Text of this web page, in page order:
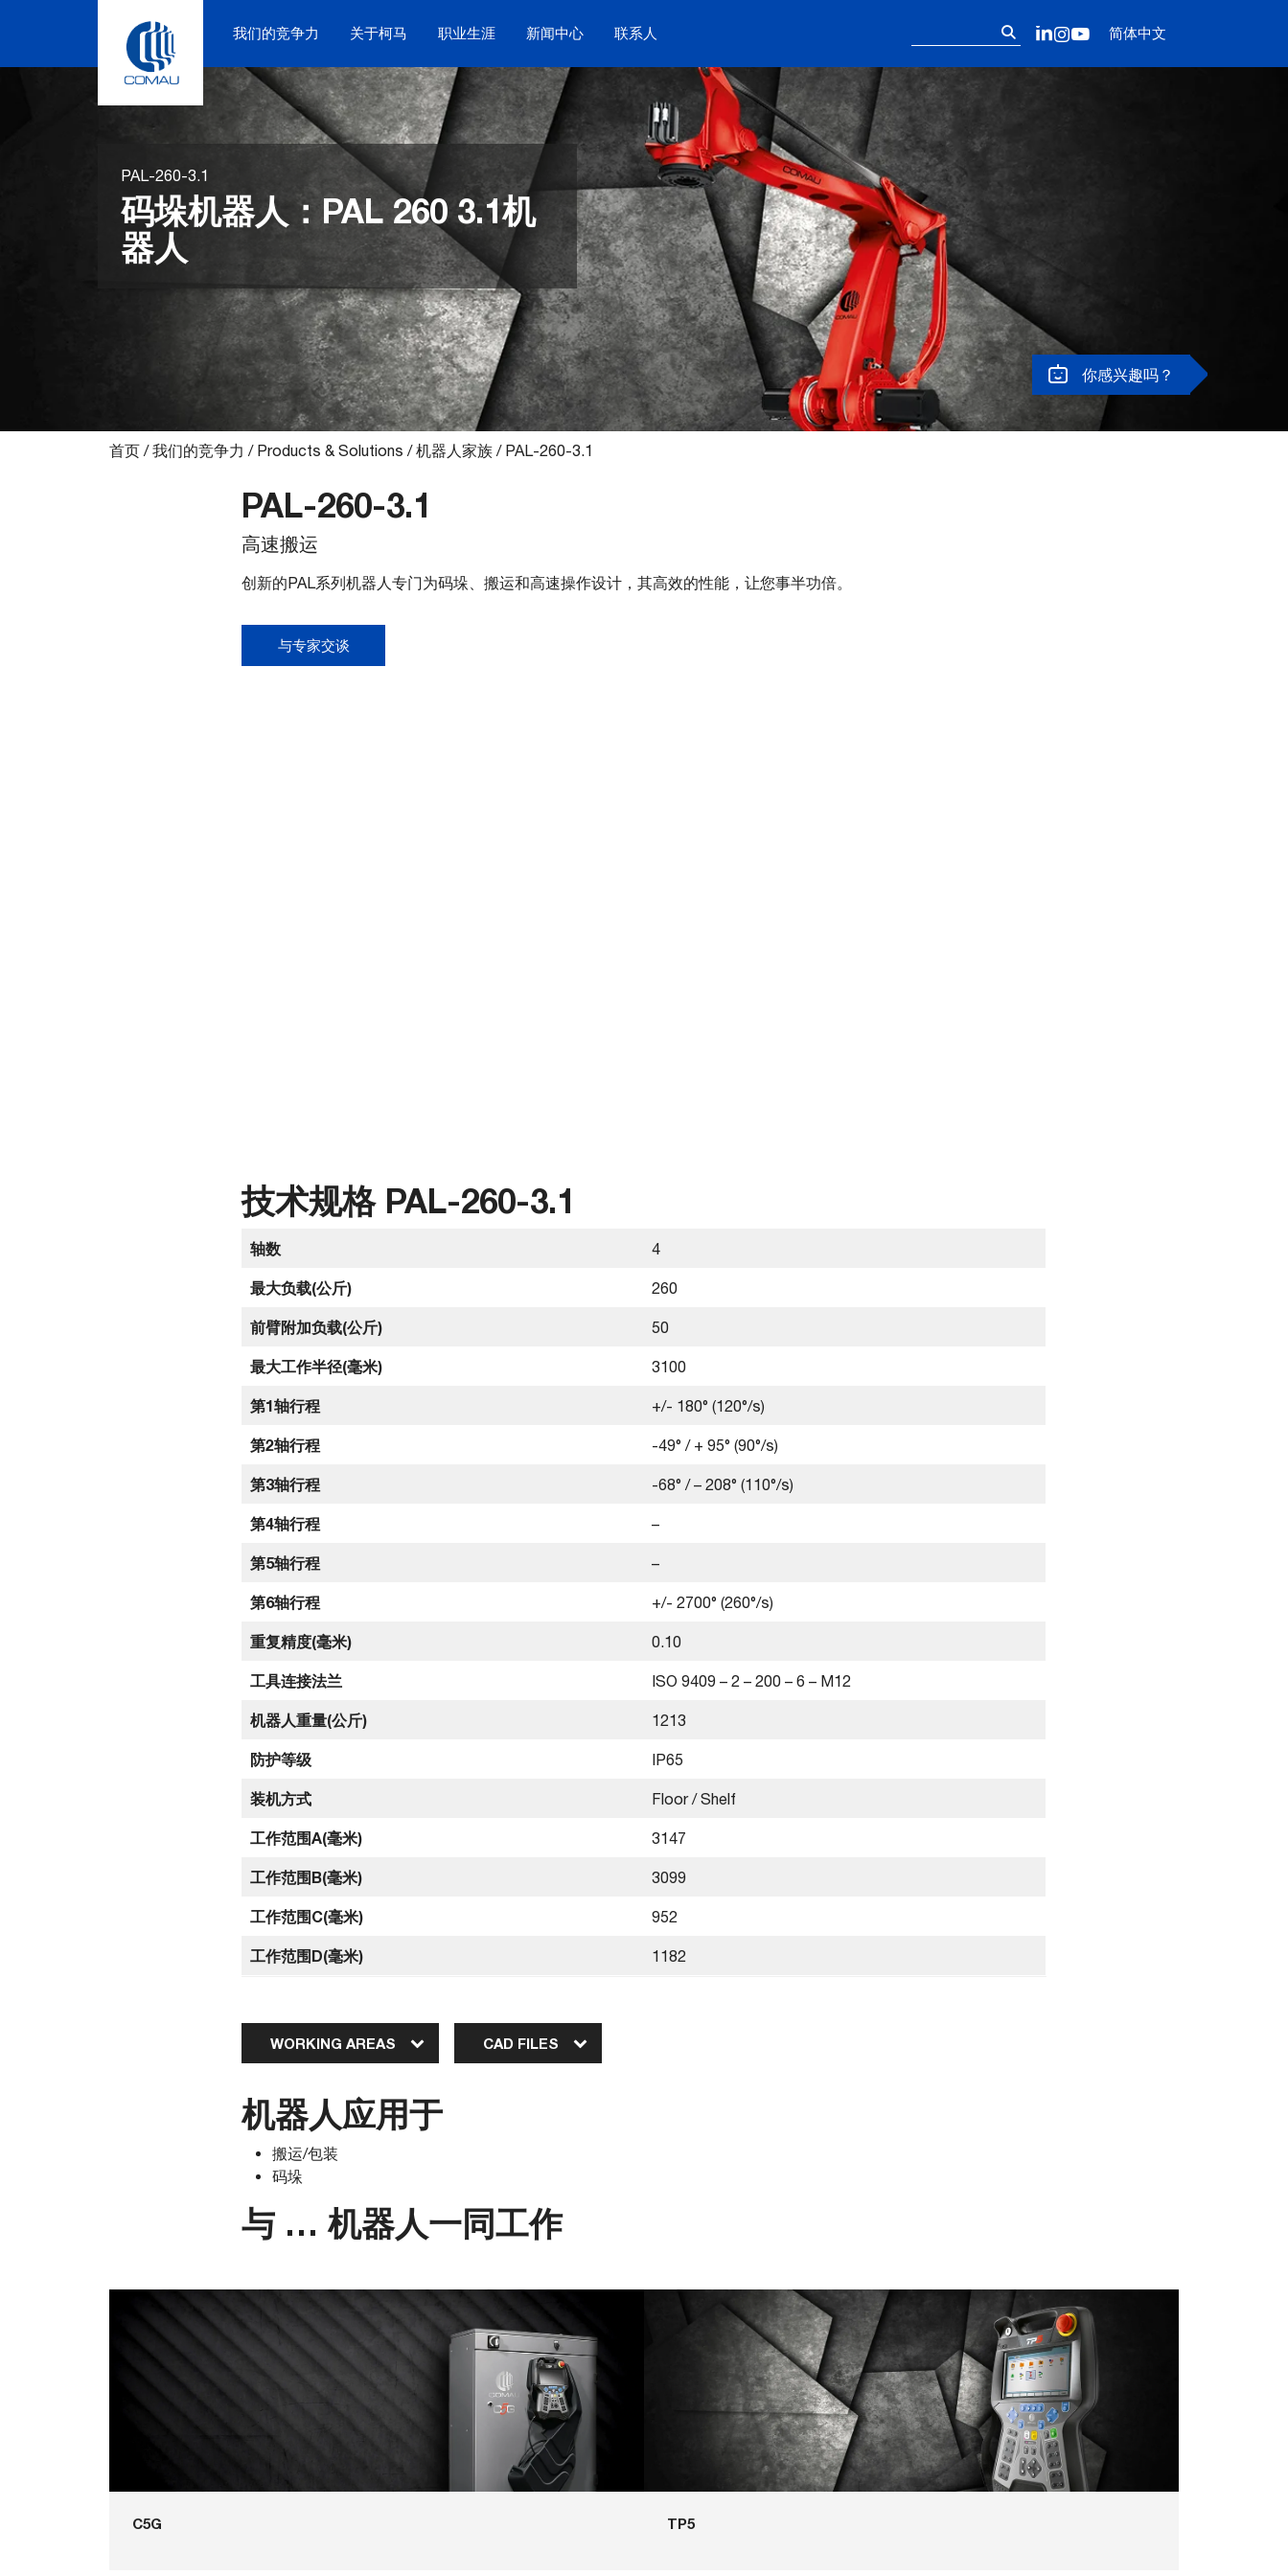
Follow us on
LinkedIn
Instagram
YouTube
简体中文
我们的竞争力 关于柯马 职业生涯 新闻中心 联系人
PAL-260-3.1
码垛机器人：PAL 260 3.1机
器人
你感兴趣吗？
首页 /我们的竞争力 / Products & Solutions /机器人家族 / PAL-260-3.1
PAL-260-3.1
高速搬运
创新的PAL系列机器人专门为码垛、搬运和高速操作设计，其高效的性能，让您事半功倍。
与专家交谈
技术规格 PAL-260-3.1
轴数 4
最大负载(公斤) 260
前臂附加负载(公斤) 50
最大工作半径(毫米) 3100
第1轴行程 +/- 180° (120°/s)
第2轴行程 -49° / + 95° (90°/s)
第3轴行程 -68° / – 208° (110°/s)
第4轴行程 –
第5轴行程 –
第6轴行程 +/- 2700° (260°/s)
重复精度(毫米) 0.10
工具连接法兰 ISO 9409 – 2 – 200 – 6 – M12
机器人重量(公斤) 1213
防护等级 IP65
装机方式 Floor / Shelf
工作范围A(毫米) 3147
工作范围B(毫米) 3099
工作范围C(毫米) 952
工作范围D(毫米) 1182
WORKING AREAS CAD FILES
机器人应用于
搬运/包装
码垛
与 … 机器人一同工作
C5G TP5